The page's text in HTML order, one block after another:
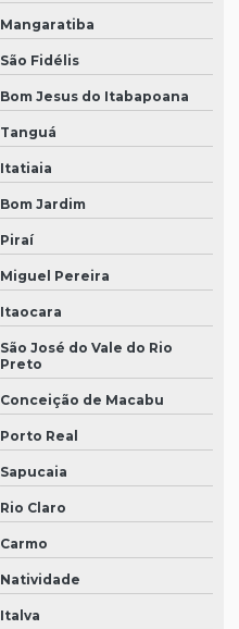
Mangaratiba
São Fidélis
Bom Jesus do Itabapoana
Tanguá
Itatiaia
Bom Jardim
Piraí
Miguel Pereira
Itaocara
São José do Vale do Rio
Preto
Conceição de Macabu
Porto Real
Sapucaia
Rio Claro
Carmo
Natividade
Italva